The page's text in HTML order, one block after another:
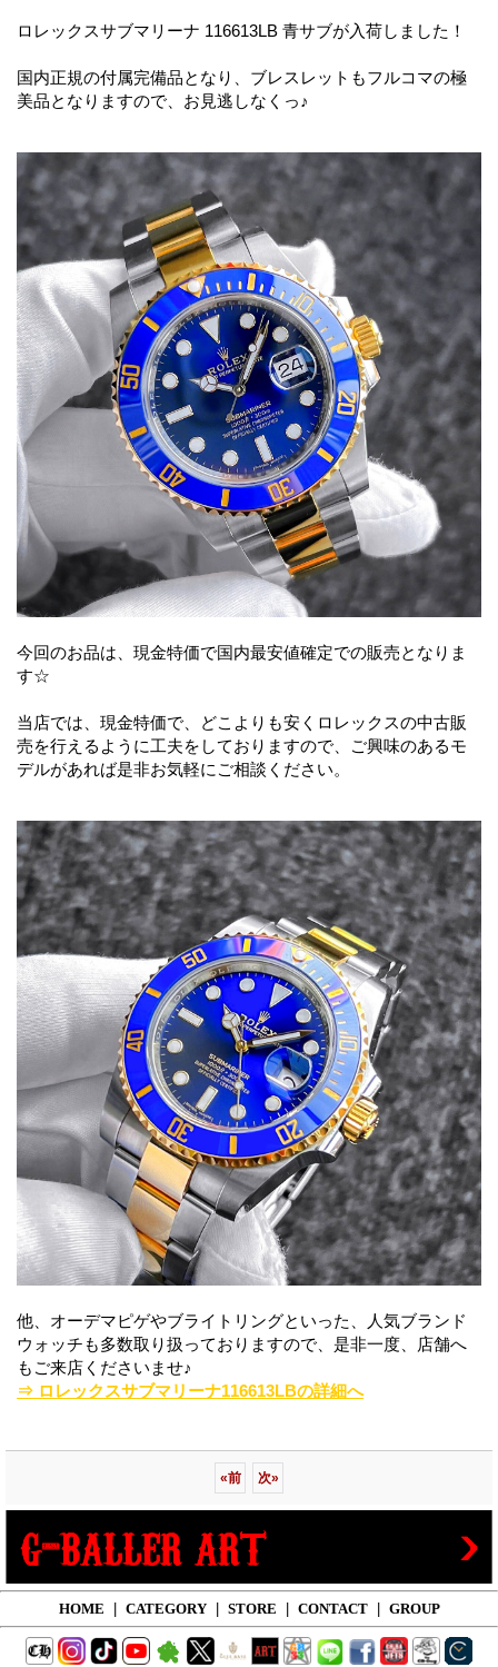
ロレックスサブマリーナ 116613LB 青サブが入荷しました！
国内正規の付属完備品となり、ブレスレットもフルコマの極
美品となりますので、お見逃しなくっ♪
今回のお品は、現金特価で国内最安値確定での販売となりま
す☆
当店では、現金特価で、どこよりも安くロレックスの中古販
売を行えるように工夫をしておりますので、ご興味のあるモ
デルがあれば是非お気軽にご相談ください。
他、オーデマピゲやブライトリングといった、人気ブランド
ウォッチも多数取り扱っておりますので、是非一度、店舗へ
もご来店くださいませ♪
⇒ ロレックスサブマリーナ116613LBの詳細へ
«前 次»
HOME | CATEGORY | STORE | CONTACT | GROUP